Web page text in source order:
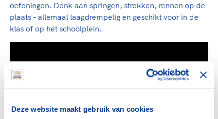
Deze website maakt gebruik van cookies
oefeningen. Denk aan springen, strekken, rennen op de
plaats – allemaal laagdrempelig en geschikt voor in de
klas of op het schoolplein.